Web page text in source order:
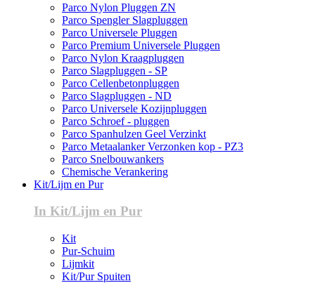
Parco Nylon Pluggen ZN
Parco Spengler Slagpluggen
Parco Universele Pluggen
Parco Premium Universele Pluggen
Parco Nylon Kraagpluggen
Parco Slagpluggen - SP
Parco Cellenbetonpluggen
Parco Slagpluggen - ND
Parco Universele Kozijnpluggen
Parco Schroef - pluggen
Parco Spanhulzen Geel Verzinkt
Parco Metaalanker Verzonken kop - PZ3
Parco Snelbouwankers
Chemische Verankering
Kit/Lijm en Pur
In Kit/Lijm en Pur
Kit
Pur-Schuim
Lijmkit
Kit/Pur Spuiten